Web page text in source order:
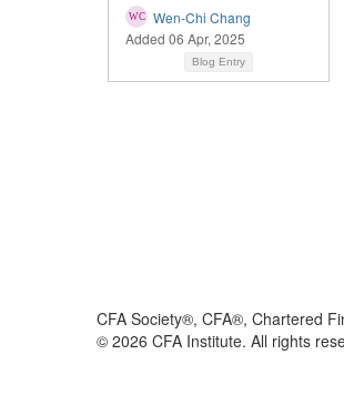
Wen-Chi Chang
Added 06 Apr, 2025
Blog Entry
CFA Society®, CFA®, Chartered
© 2026 CFA Institute. All rights